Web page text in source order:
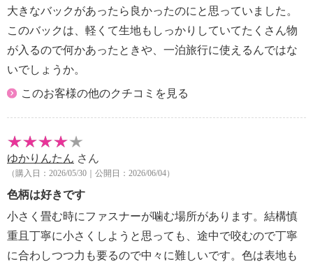
【付属品】
・ボールチェーン
【素材】
・外側：ポリエステル
・内側：ポリエステル
【サイズ】
・約縦９．５ｃｍ×最大横１２．５ｃｍ×マチ４ｃｍ
・約開口部１２ｃｍ×底部８ｃｍ
【重さ】
・約２０ｇ
【メンテナンス】
・長時間照射による変退色注意
・水や汗などによる色落ち、色移り注意
・摩擦による色落ち、色移り注意
・過度な力をかけない
大きなバックがあったら良かったのにと思っていました。
このバックは、軽くて生地もしっかりしていてたくさん物
が入るので何かあったときや、一泊旅行に使えるんではな
いでしょうか。
このお客様の他のクチコミを見る
ゆかりんたん さん
（購入日：2026/05/30｜公開日：2026/06/04）
色柄は好きです
小さく畳む時にファスナーが噛む場所があります。結構慎
重且丁寧に小さくしようと思っても、途中で咬むので丁寧
に合わしつつ力も要るので中々に難しいです。色は表地も